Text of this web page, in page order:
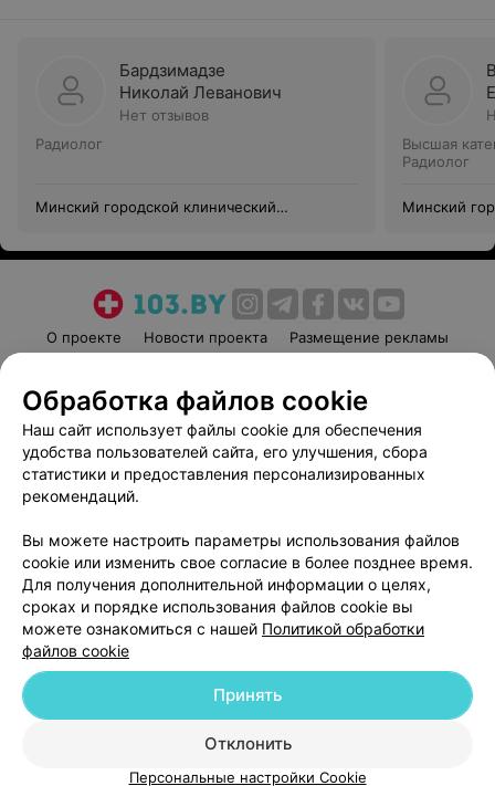
Бардзимадзе
Николай Леванович
Нет отзывов
Радиолог
Минский городской клинический
Высшая
Радиолог
Минский
О проекте Новости проекта
Размещение рекламы
Пользовательское соглашение
Способы оплаты
Вакансии
Партнеры
Написать руководителю 103.by
Обработка персональных данных
© 2026 ООО «Артокс Лаб», УНП 191700409
| 220012, Республика Беларусь,
Служба поддержки +375 291212755
Обработка файлов cookie
Наш сайт использует файлы cookie для обеспечения
удобства пользователей сайта, его улучшения, сбора
статистики и предоставления персонализированных
рекомендаций.
Вы можете настроить параметры использования файлов
cookie или изменить свое согласие в более позднее время.
Для получения дополнительной информации о целях,
сроках и порядке использования файлов cookie вы
можете ознакомиться с нашей Политикой обработки
файлов cookie
Отклонить
Принять
Персональные настройки Cookie